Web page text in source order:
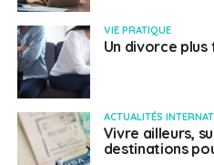
VIE PRATIQUE
Un divorce
ACTUALITÉS
Vivre ailleurs,
destinations